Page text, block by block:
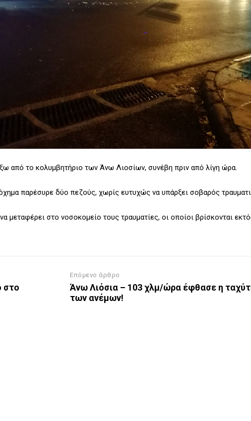
από το κολυμβητήριο των Άνω Λιοσίων, συνέβη πριν από λίγη ώρα.
παρέσυρε δύο πεζούς, χωρίς ευτυχώς να υπάρξει σοβαρός
στο νοσοκομείο τους τραυματίες, οι οποίοι βρίσκονται
στο
Επόμενο άρθρο
Άνω Λιόσια – 103 χλμ/ώρα έφθασε η
των ανέμων!